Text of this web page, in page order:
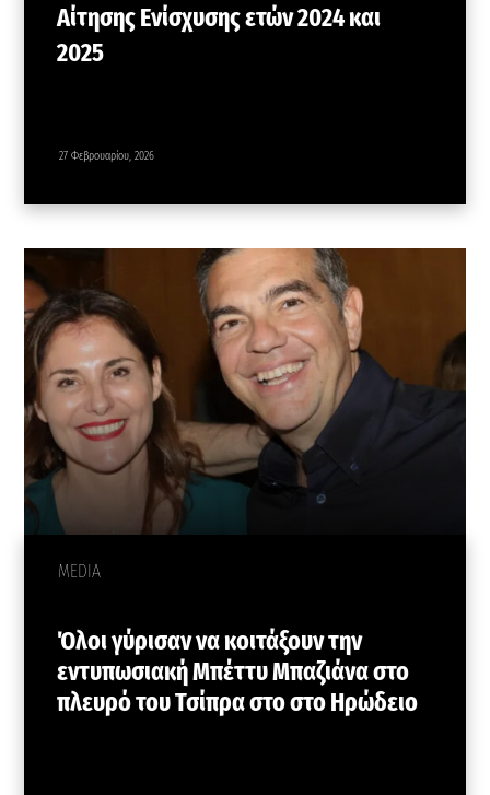
Αίτησης Ενίσχυσης ετών 2024 και
2025
27 Φεβρουαρίου, 2026
MEDIA
Όλοι γύρισαν να κοιτάξουν την
εντυπωσιακή Μπέττυ Μπαζιάνα στο
πλευρό του Τσίπρα στο στο Ηρώδειο